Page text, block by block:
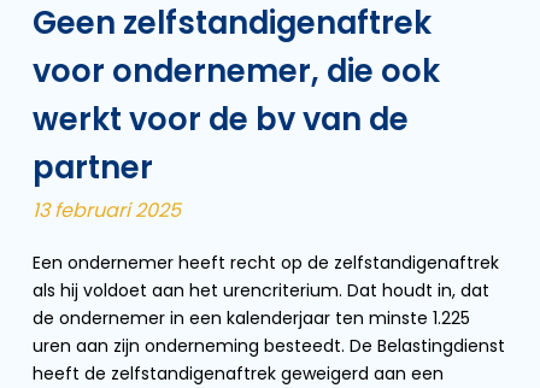
Geen zelfstandigenaftrek
voor ondernemer, die ook
werkt voor de bv van de
partner
13 februari 2025
Een ondernemer heeft recht op de zelfstandigenaftrek
als hij voldoet aan het urencriterium. Dat houdt in, dat
de ondernemer in een kalenderjaar ten minste 1.225
uren aan zijn onderneming besteedt. De Belastingdienst
heeft de zelfstandigenaftrek geweigerd aan een